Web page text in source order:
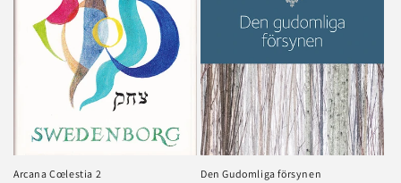
Arcana Cœlestia 2 Den Gudomliga försynen